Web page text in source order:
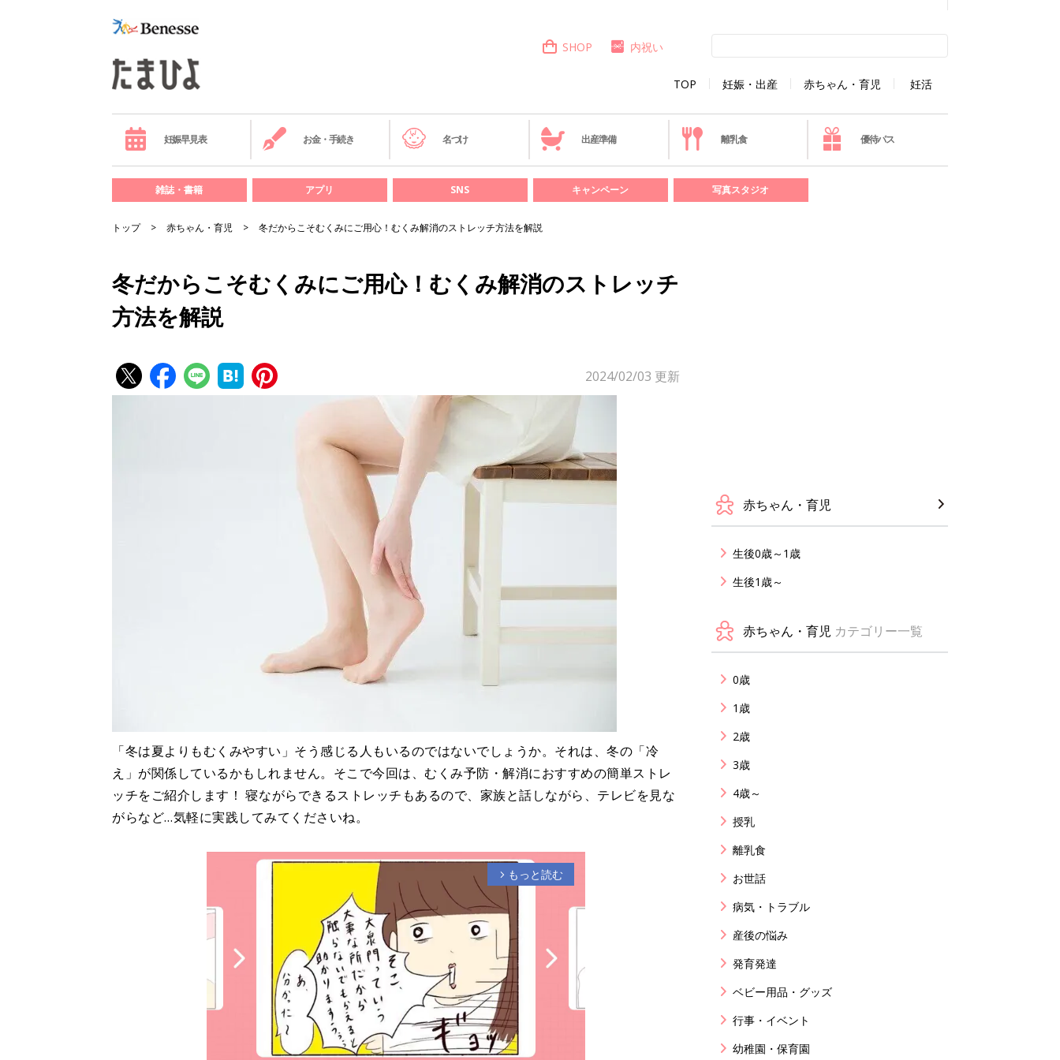
TOP 妊娠・出産 赤ちゃん・育児 妊活
SHOP 内祝い
妊娠早見表 お金・手続き 名づけ 出産準備 離乳食 優待パス
雑誌・書籍 アプリ SNS キャンペーン 写真スタジオ
トップ 赤ちゃん・育児 冬だからこそむくみにご用心！むくみ解消のストレッチ方法を解説
冬だからこそむくみにご用心！むくみ解消のストレッチ
方法を解説
2024/02/03 更新
「冬は夏よりもむくみやすい」そう感じる人もいるのではないでしょうか。それは、冬の「冷
え」が関係しているかもしれません。そこで今回は、むくみ予防・解消におすすめの簡単ストレ
ッチをご紹介します！ 寝ながらできるストレッチもあるので、家族と話しながら、テレビを見な
がらなど…気軽に実践してみてくださいね。
arrow_forward_ios もっと読む
赤ちゃん・育児
生後0歳～1歳
生後1歳～
赤ちゃん・育児 カテゴリー一覧
0歳
1歳
2歳
3歳
4歳～
授乳
離乳食
お世話
病気・トラブル
産後の悩み
発育発達
ベビー用品・グッズ
行事・イベント
幼稚園・保育園